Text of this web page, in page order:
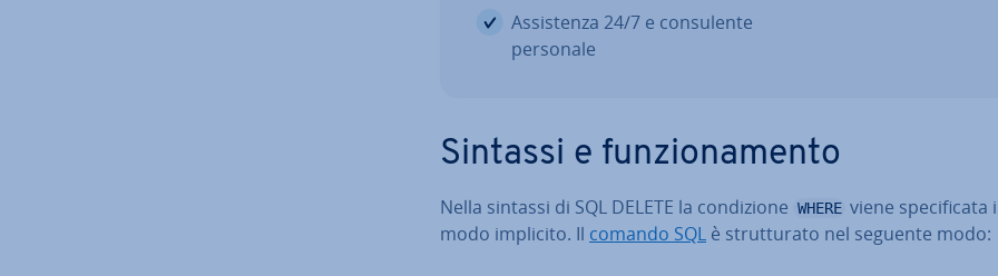
As­si­sten­za 24/7 e con­su­len­te
personale
Sintassi e fun­zio­na­men­to
Nella sintassi di SQL DELETE la con­di­zio­ne WHERE viene spe­ci­fi­ca­ta
modo implicito. Il comando SQL è strut­tu­ra­to nel seguente modo: